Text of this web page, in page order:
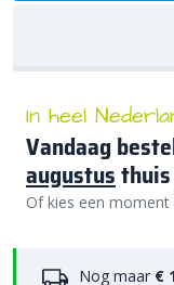
In heel
Vandaag
augustus
Of kies een
Nog maar €